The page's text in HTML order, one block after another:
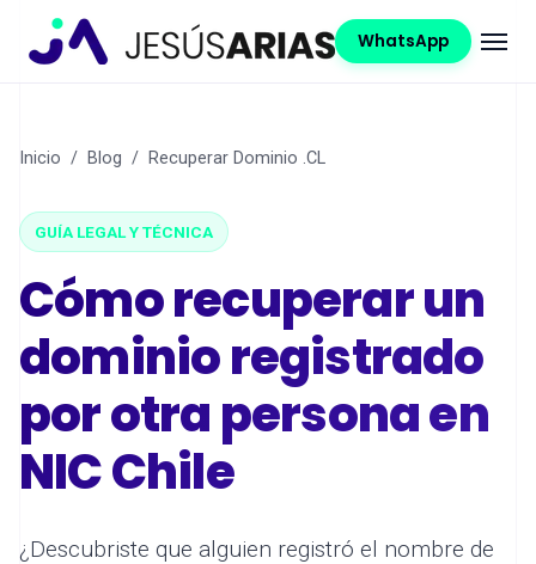
WhatsApp
Inicio / Blog / Recuperar Dominio .CL
GUÍA LEGAL Y TÉCNICA
Cómo recuperar un
dominio registrado
por otra persona en
NIC Chile
¿Descubriste que alguien registró el nombre de